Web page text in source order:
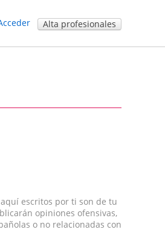
Alta profesionales
escritos por ti son de tu
opiniones ofensivas,
o no relacionadas con